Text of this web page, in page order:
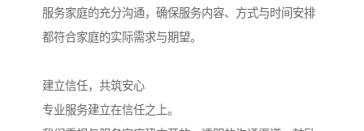
服务家庭的充分沟通，确保服务内容、方式与时间安排
都符合家庭的实际需求与期望。
建立信任，共筑安心
专业服务建立在信任之上。